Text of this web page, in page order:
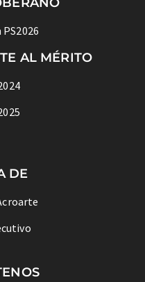
AL MÉRITO
DE